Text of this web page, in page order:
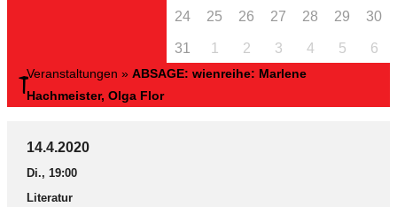
24 25 26 27 28 29 30
31 1 2 3 4 5 6
Veranstaltungen » ABSAGE: wienreihe: Marlene
Hachmeister, Olga Flor
14.4.2020
Di., 19:00
Literatur